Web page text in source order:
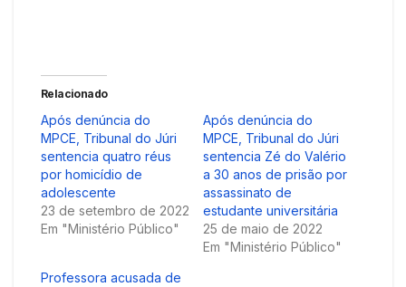
Relacionado
Após denúncia do
MPCE, Tribunal do Júri
sentencia quatro réus
por homicídio de
adolescente
23 de setembro de 2022
Em "Ministério Público"
Após denúncia do
MPCE, Tribunal do Júri
sentencia Zé do Valério
a 30 anos de prisão por
assassinato de
estudante universitária
25 de maio de 2022
Em "Ministério Público"
Professora acusada de